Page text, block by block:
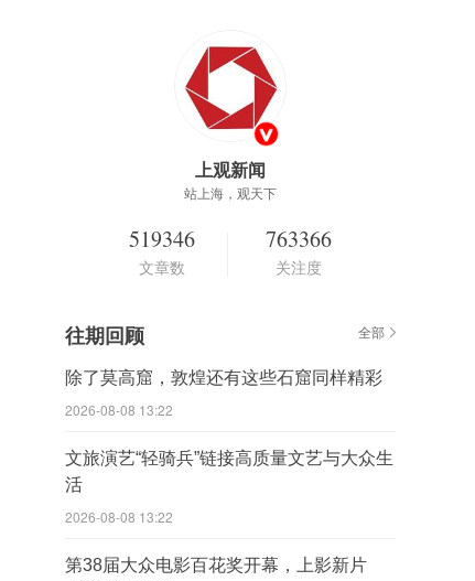
上观新闻
站上海，观天下
519346
文章数
763366
关注度
往期回顾 全部
除了莫高窟，敦煌还有这些石窟同样精彩
2026-08-08 13:22
文旅演艺“轻骑兵”链接高质量文艺与大众生
活
2026-08-08 13:22
第38届大众电影百花奖开幕，上影新片